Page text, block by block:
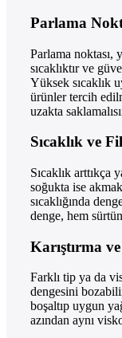
Parlama
Parlama noktası,
sıcaklıktır ve
Yüksek sıcaklık
ürünler tercih
uzakta
Sıcaklık ve
Sıcaklık arttıkça
soğukta ise
sıcaklığında
denge, hem
Karıştırma
Farklı tip ya da
dengesini
boşaltıp uygun
azından aynı